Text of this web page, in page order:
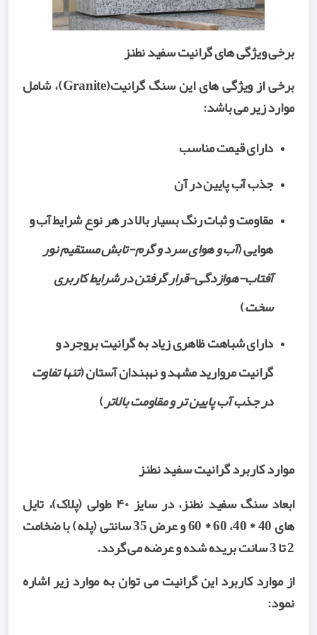
برخی ویژگی های گرانیت سفید نطنز
برخی از ویژگی های این سنگ گرانیت(Granite)، شامل
موارد زیر می باشد:
دارای قیمت مناسب
جذب آب پایین در آن
مقاومت و ثبات رنگ بسیار بالا در هر نوع شرایط آب و
هوایی (آب و هوای سرد و گرم-تابش مستقیم نور
آفتاب-هوازدگی-قرار گرفتن در شرایط کاربری
سخت)
دارای شباهت ظاهری زیاد به گرانیت بروجرد و
گرانیت مروارید مشهد و نهبندان آستان (تنها تفاوت
در جذب آب پایین تر و مقاومت بالاتر)
موارد کاربرد گرانیت سفید نطنز
ابعاد سنگ سفید نطنز، در سایز ۴۰ طولی (پلاک)، تایل
های 40 * 40، 60 * 60 و عرض 35 سانتی (پله) با ضخامت
2 تا 3 سانت بریده شده و عرضه می گردد.
از موارد کاربرد این گرانیت می توان به موارد زیر اشاره
نمود: